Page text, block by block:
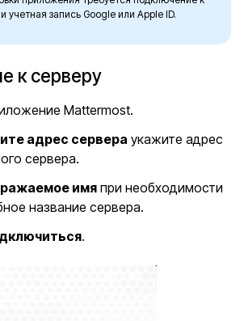
учетная запись Google или Apple ID.
к серверу
Mattermost.
адрес сервера укажите адрес
сервера.
имяпри необходимости
название сервера.
.